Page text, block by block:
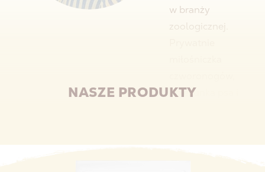
w branży
zoologicznej.
opiekunka psa i
NASZE PRODUKTY